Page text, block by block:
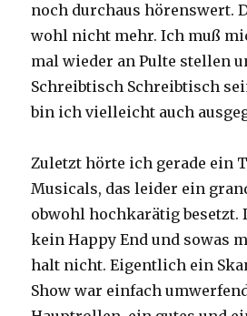
noch durchaus hörenswert.
wohl nicht mehr. Ich muß
mal wieder an Pulte stellen
Schreibtisch Schreibtisch
bin ich vielleicht auch
Zuletzt hörte ich gerade ein
Musicals, das leider ein
obwohl hochkarätig besetzt.
kein Happy End und sowas
halt nicht. Eigentlich ein
Show war einfach